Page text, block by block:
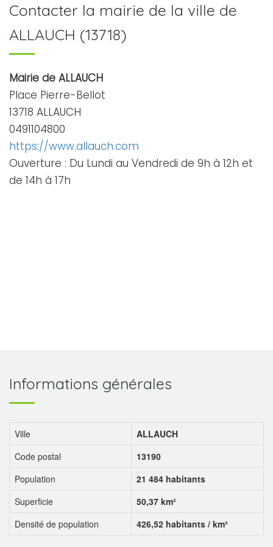
Contacter la mairie de la ville de
ALLAUCH (13718)
Mairie de ALLAUCH
Place Pierre-Bellot
13718 ALLAUCH
0491104800
https://www.allauch.com
Ouverture : Du Lundi au Vendredi de 9h à 12h et
de 14h à 17h
Informations générales
Ville
ALLAUCH
Code postal
13190
Population
21 484 habitants
Superficie
50,37 km²
Densité de population
426,52 habitants / km²